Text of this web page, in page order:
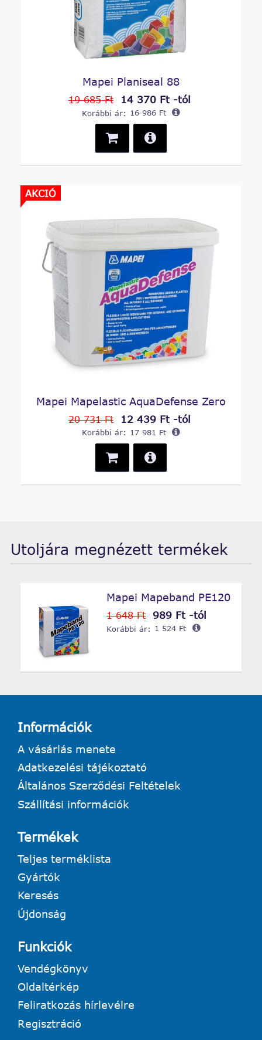
Mapei Planiseal 88
19 685 Ft 14 370 Ft -tól
Korábbi ár: 16 986 Ft
AKCIÓ
Mapei Mapelastic AquaDefense Zero
20 731 Ft 12 439 Ft -tól
Korábbi ár: 17 981 Ft
Utoljára megnézett termékek
Mapei Mapeband PE120
1 648 Ft 989 Ft -tól
Korábbi ár: 1 524 Ft
Információk
A vásárlás menete
Adatkezelési tájékoztató
Általános Szerződési Feltételek
Szállítási információk
Termékek
Teljes terméklista
Gyártók
Keresés
Újdonság
Funkciók
Vendégkönyv
Oldaltérkép
Feliratkozás hírlevélre
Regisztráció